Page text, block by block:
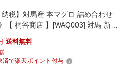
納税】対馬産 本マグロ 詰め合わせ
【 桐谷商店 】[WAQ003] 対馬 新鮮
ロ 鮪 刺身 中トロ 赤身 トロ トロの
送料無料
済で楽天ポイント付与